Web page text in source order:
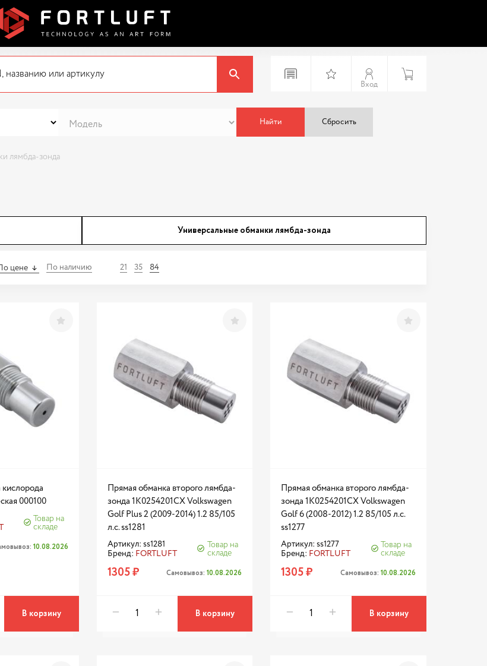
Вход
Найти Сбросить
лямбда-зонда
Универсальные обманки лямбда-зонда
По цене По наличию 21 35 84
000100
Товар на
складе
10.08.2026
В корзину
Прямая обманка второго лямбда-
зонда 1K0254201CX Volkswagen
Golf Plus 2 (2009-2014) 1.2 85/105
л.с. ss1281
Артикул: ss1281
Бренд: FORTLUFT
Товар на
складе
1305 ₽ Самовывоз:10.08.2026
В корзину
Прямая обманка второго лямбда-
зонда 1K0254201CX Volkswagen
Golf 6 (2008-2012) 1.2 85/105 л.с.
ss1277
Артикул: ss1277
Бренд: FORTLUFT
Товар на
складе
1305 ₽ Самовывоз: 10.08.2026
В корзину